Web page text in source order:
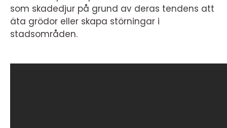
som skadedjur på grund av deras tendens att
äta grödor eller skapa störningar i
stadsområden.